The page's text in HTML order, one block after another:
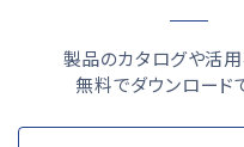
製品のカタログや活
無料でダウンロード